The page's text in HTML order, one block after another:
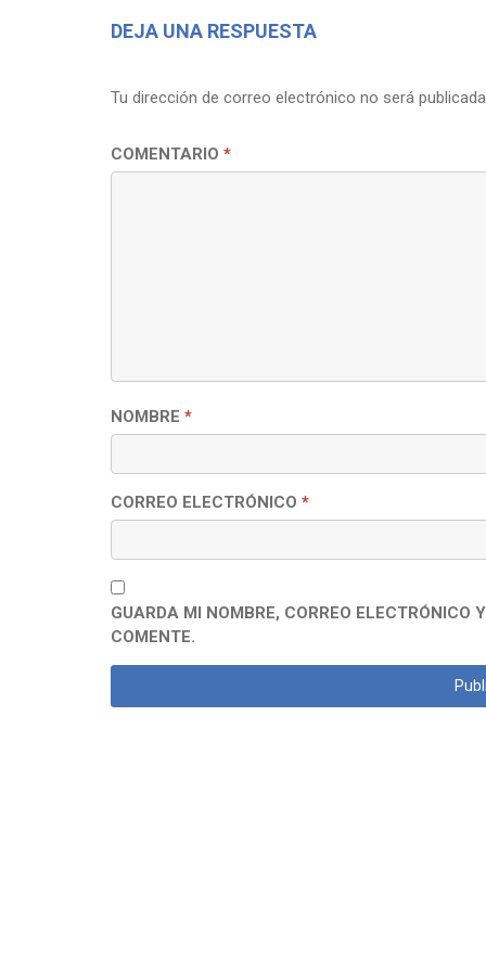
DEJA UNA RESPUESTA
Tu dirección de correo electrónico no será
COMENTARIO *
NOMBRE *
CORREO ELECTRÓNICO *
GUARDA MI NOMBRE, CORREO ELECTRÓNICO
COMENTE.